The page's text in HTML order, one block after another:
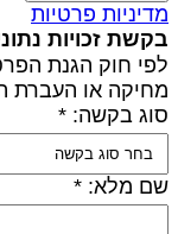
פרטיות
זכויות
חוק הגנת
או העברת
בקשה: *
מלא: *